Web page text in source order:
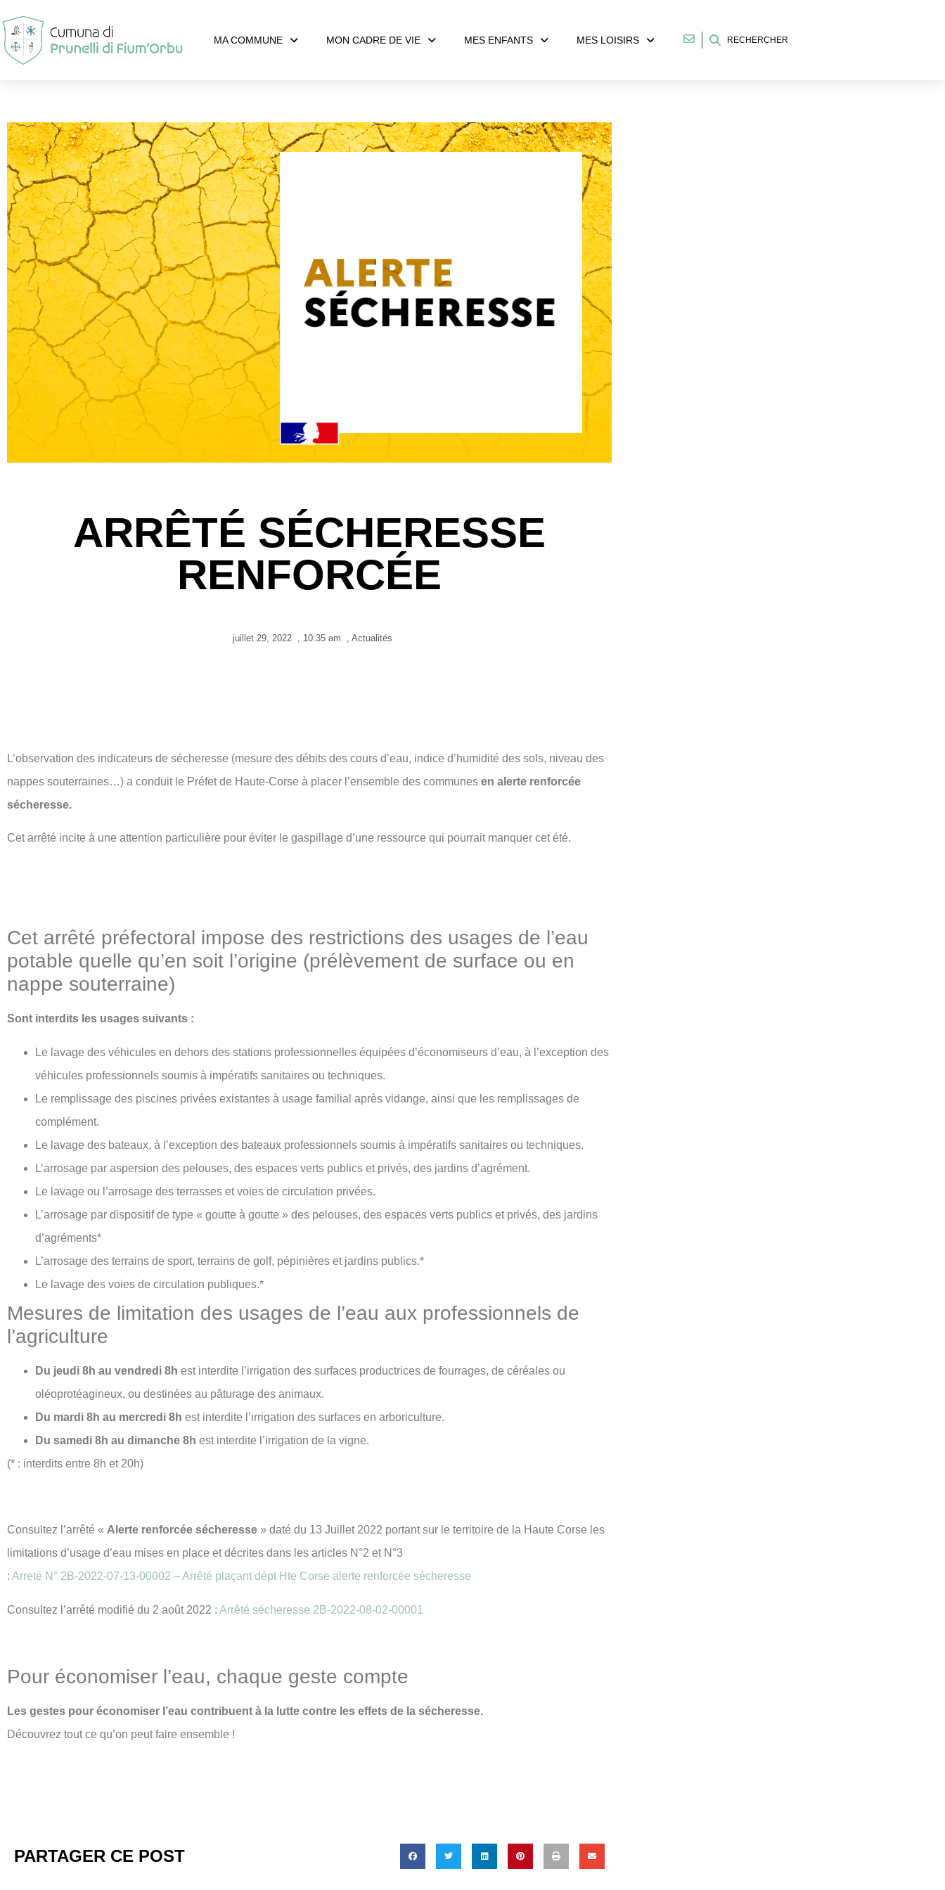
MA COMMUNE MON CADRE DE VIE MES ENFANTS MES LOISIRS RECHERCHER
ARRÊTÉ SÉCHERESSE
RENFORCÉE
juillet 29, 2022 10:35 am Actualités
L’observation des indicateurs de sécheresse (mesure des débits des cours d’eau, indice d’humidité des sols, niveau des
nappes souterraines…) a conduit le Préfet de Haute-Corse à placer l’ensemble des communes en alerte renforcée
sécheresse.
Cet arrêté incite à une attention particulière pour éviter le gaspillage d’une ressource qui pourrait manquer cet été.
Cet arrêté préfectoral impose des restrictions des usages de l’eau
potable quelle qu’en soit l’origine (prélèvement de surface ou en
nappe souterraine)
Sont interdits les usages suivants :
Le lavage des véhicules en dehors des stations professionnelles équipées d’économiseurs d’eau, à l’exception des
véhicules professionnels soumis à impératifs sanitaires ou techniques.
Le remplissage des piscines privées existantes à usage familial après vidange, ainsi que les remplissages de
complément.
Le lavage des bateaux, à l’exception des bateaux professionnels soumis à impératifs sanitaires ou techniques.
L’arrosage par aspersion des pelouses, des espaces verts publics et privés, des jardins d’agrément.
Le lavage ou l’arrosage des terrasses et voies de circulation privées.
L’arrosage par dispositif de type « goutte à goutte » des pelouses, des espaces verts publics et privés, des jardins
d’agréments*
L’arrosage des terrains de sport, terrains de golf, pépinières et jardins publics.*
Le lavage des voies de circulation publiques.*
Mesures de limitation des usages de l’eau aux professionnels de
l’agriculture
Du jeudi 8h au vendredi 8h est interdite l’irrigation des surfaces productrices de fourrages, de céréales ou
oléoprotéagineux, ou destinées au pâturage des animaux.
Du mardi 8h au mercredi 8h est interdite l’irrigation des surfaces en arboriculture.
Du samedi 8h au dimanche 8h est interdite l’irrigation de la vigne.
(* : interdits entre 8h et 20h)
Consultez l’arrêté « Alerte renforcée sécheresse » daté du 13 Juillet 2022 portant sur le territoire de la Haute Corse les
limitations d’usage d’eau mises en place et décrites dans les articles N°2 et N°3
: Arreté N° 2B-2022-07-13-00002 – Arrêté plaçant dépt Hte Corse alerte renforcée sécheresse
Consultez l’arrêté modifié du 2 août 2022 : Arrêté sécheresse 2B-2022-08-02-00001
Pour économiser l’eau, chaque geste compte
Les gestes pour économiser l’eau contribuent à la lutte contre les effets de la sécheresse.
Découvrez tout ce qu’on peut faire ensemble !
PARTAGER CE POST